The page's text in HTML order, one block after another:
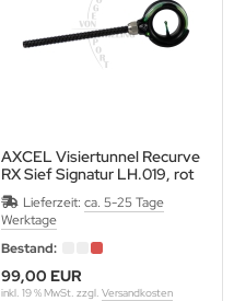
AXCEL Visiertunnel Recurve
RX Sief Signatur LH.019, rot
Gewinde 8/32"
Lieferzeit: ca. 5-25 Tage
Werktage
Bestand:
99,00 EUR
inkl. 19 % MwSt. zzgl. Versandkosten